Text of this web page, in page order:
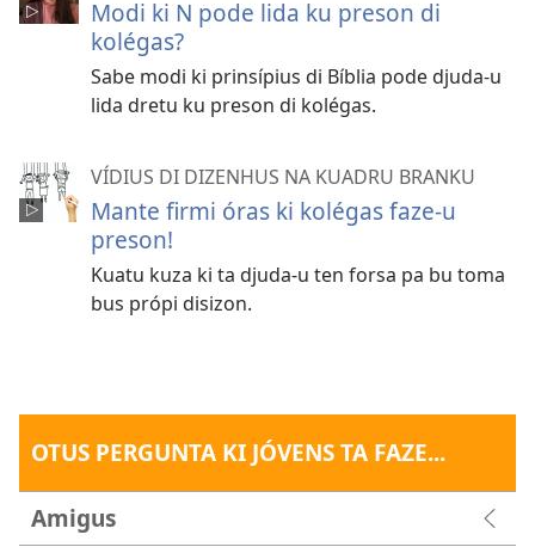
Modi ki N pode lida ku preson di
kolégas?
Sabe modi ki prinsípius di Bíblia pode djuda-u
lida dretu ku preson di kolégas.
VÍDIUS DI DIZENHUS NA KUADRU BRANKU
Mante firmi óras ki kolégas faze-u
preson!
Kuatu kuza ki ta djuda-u ten forsa pa bu toma
bus própi disizon.
OTUS PERGUNTA KI JÓVENS TA FAZE...
Amigus